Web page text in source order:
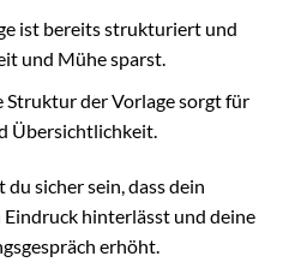
ist bereits strukturiert und
und Mühe sparst.
Struktur der Vorlage sorgt für
Übersichtlichkeit.
sicher sein, dass dein
hinterlässt und deine
erhöht.